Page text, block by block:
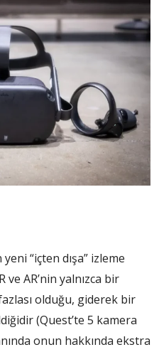
“içten dışa” izleme
AR’nin yalnızca bir
olduğu, giderek bir
(Quest’te 5 kamera
onun hakkında ekstra